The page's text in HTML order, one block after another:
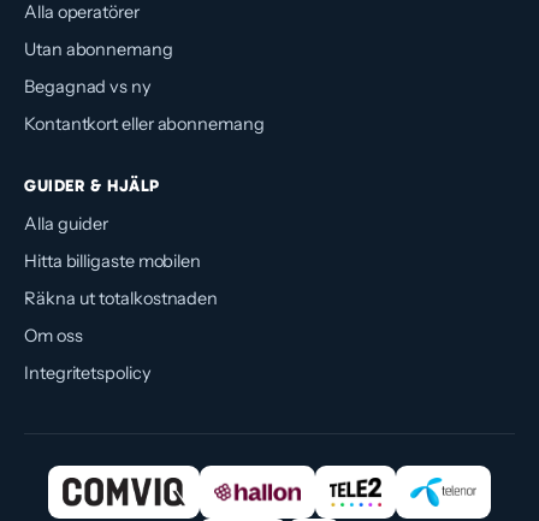
Alla operatörer
Utan abonnemang
Begagnad vs ny
Kontantkort eller abonnemang
GUIDER & HJÄLP
Alla guider
Hitta billigaste mobilen
Räkna ut totalkostnaden
Om oss
Integritetspolicy